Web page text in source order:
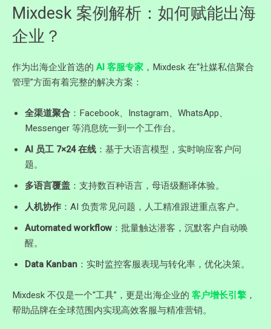
Mixdesk 案例解析：如何赋能出海
企业？
作为出海企业首选的 AI 客服专家 ，Mixdesk 在“社媒私信聚合
管理”方面有着完整的解决方案：
全渠道聚合 ：Facebook、Instagram、WhatsApp、
Messenger 等消息统一到一个工作台。
AI 员工 7×24 在线 ：基于大语言模型，实时响应客户问
题。
多语言覆盖 ：支持数百种语言，母语级翻译体验。
人机协作 ：AI 负责常见问题，人工精准跟进重点客户。
Automated workflow ：批量触达潜客，沉默客户自动唤
醒。
Data Kanban ：实时监控客服表现与转化率，优化决策。
Mixdesk 不仅是一个“工具”，更是出海企业的 客户增长引擎 ，
帮助品牌在全球范围内实现高效客服与精准营销。